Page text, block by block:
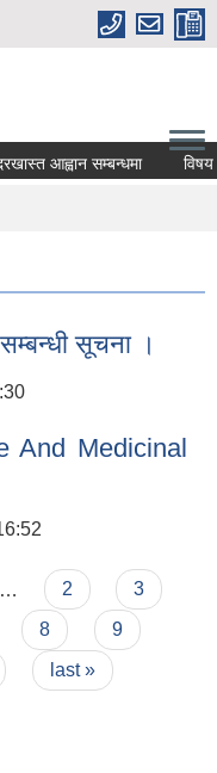
आह्वान सम्बन्धमा विषय
सूचना ।
And Medicinal
2
3
8
9
last »